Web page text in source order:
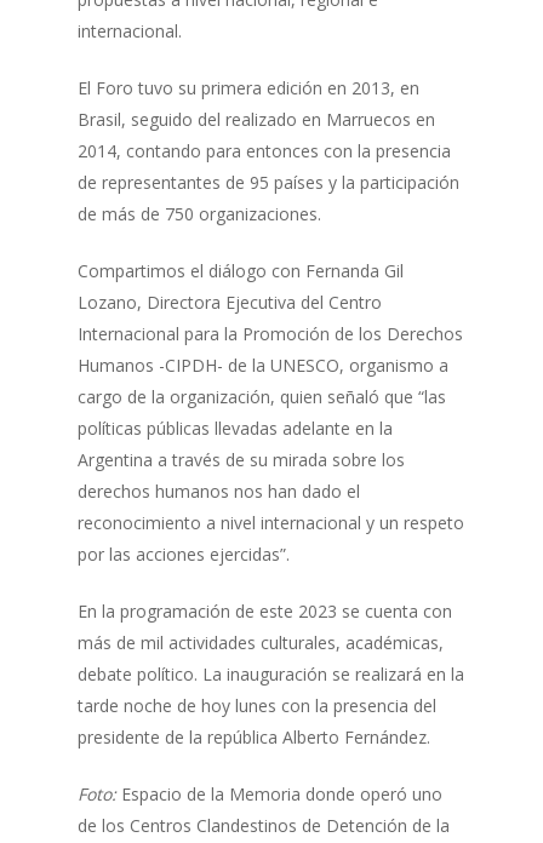
internacional.
El Foro tuvo su primera edición en 2013, en
Brasil, seguido del realizado en Marruecos en
2014, contando para entonces con la presencia
de representantes de 95 países y la participación
de más de 750 organizaciones.
Compartimos el diálogo con Fernanda Gil
Lozano, Directora Ejecutiva del Centro
Internacional para la Promoción de los Derechos
Humanos -CIPDH- de la UNESCO, organismo a
cargo de la organización, quien señaló que “las
políticas públicas llevadas adelante en la
Argentina a través de su mirada sobre los
derechos humanos nos han dado el
reconocimiento a nivel internacional y un respeto
por las acciones ejercidas”.
En la programación de este 2023 se cuenta con
más de mil actividades culturales, académicas,
debate político. La inauguración se realizará en la
tarde noche de hoy lunes con la presencia del
presidente de la república Alberto Fernández.
Foto:Espacio de la Memoria donde operó uno
de los Centros Clandestinos de Detención de la